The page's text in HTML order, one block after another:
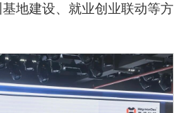
地建设、就业创业联动等方